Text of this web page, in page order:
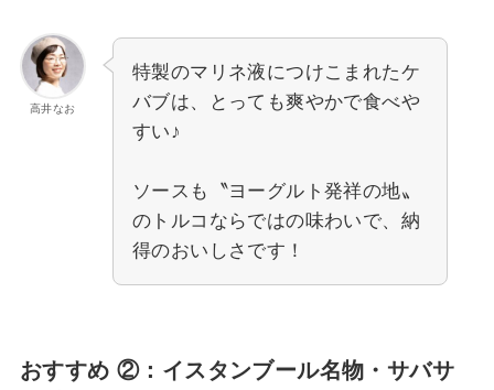
高井なお
特製のマリネ液につけこまれたケ
バブは、とっても爽やかで食べや
すい♪
ソースも〝ヨーグルト発祥の地〟
のトルコならではの味わいで、納
得のおいしさです！
おすすめ ②：イスタンブール名物・サバサ